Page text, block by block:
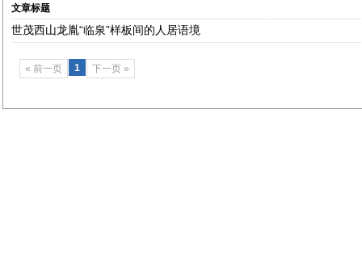
文章标题
世茂西山龙胤“临泉”样板间的人居语境
« 前一页 1 下一页 »